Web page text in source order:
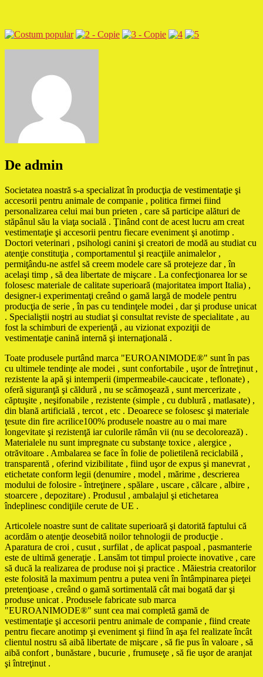
De admin
Societatea noastră s-a specializat în producţia de vestimentaţie şi
accesorii pentru animale de companie , politica firmei fiind
personalizarea celui mai bun prieten , care să participe alături de
stăpânul său la viaţa socială . Ţinând cont de acest lucru am creat
vestimentaţie şi accesorii pentru fiecare eveniment şi anotimp .
Doctori veterinari , psihologi canini şi creatori de modă au studiat cu
atenţie constituţia , comportamentul şi reacţiile animalelor ,
permiţându-ne astfel să creem modele care să protejeze dar , în
acelaşi timp , să dea libertate de mişcare . La confecţionarea lor se
folosesc materiale de calitate superioară (majoritatea import Italia) ,
designer-i experimentaţi creând o gamă largă de modele pentru
producţia de serie , în pas cu tendinţele modei , dar şi produse unicat
. Specialiştii noştri au studiat şi consultat reviste de specialitate , au
fost la schimburi de experienţă , au vizionat expoziţii de
vestimentaţie canină internă şi internaţională .
Toate produsele purtând marca "EUROANIMODE®" sunt în pas
cu ultimele tendinţe ale modei , sunt confortabile , uşor de întreţinut ,
rezistente la apă şi intemperii (impermeabile-caucicate , teflonate) ,
oferă siguranţă şi căldură , nu se scămoşează , sunt mercerizate ,
căptuşite , neşifonabile , rezistente (simple , cu dublură , matlasate) ,
din blană artificială , tercot , etc . Deoarece se folosesc şi materiale
ţesute din fire acrilice100% produsele noastre au o mai mare
longevitate şi rezistenţă iar culorile rămân vii (nu se decolorează) .
Materialele nu sunt impregnate cu substanţe toxice , alergice ,
otrăvitoare . Ambalarea se face în folie de polietilenă reciclabilă ,
transparentă , oferind vizibilitate , fiind uşor de expus şi manevrat ,
etichetate conform legii (denumire , model , mărime , descrierea
modului de folosire - întreţinere , spălare , uscare , călcare , albire ,
stoarcere , depozitare) . Produsul , ambalajul şi etichetarea
îndeplinesc condiţiile cerute de UE .
Articolele noastre sunt de calitate superioară şi datorită faptului că
acordăm o atenţie deosebită noilor tehnologii de producţie .
Aparatura de croi , cusut , surfilat , de aplicat paspoal , pasmanterie
este de ultimă generaţie . Lansăm tot timpul proiecte inovative , care
să ducă la realizarea de produse noi şi practice . Măiestria creatorilor
este folosită la maximum pentru a putea veni în întâmpinarea pieţei
pretenţioase , creând o gamă sortimentală cât mai bogată dar şi
produse unicat . Produsele fabricate sub marca
"EUROANIMODE®" sunt cea mai completă gamă de
vestimentaţie şi accesorii pentru animale de companie , fiind create
pentru fiecare anotimp şi eveniment şi fiind în aşa fel realizate încât
clientul nostru să aibă libertate de mişcare , să fie pus în valoare , să
aibă confort , bunăstare , bucurie , frumuseţe , să fie uşor de aranjat
şi întreţinut .